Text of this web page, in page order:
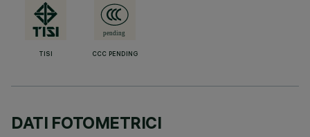
TISI CCC PENDING
DATI FOTOMETRICI